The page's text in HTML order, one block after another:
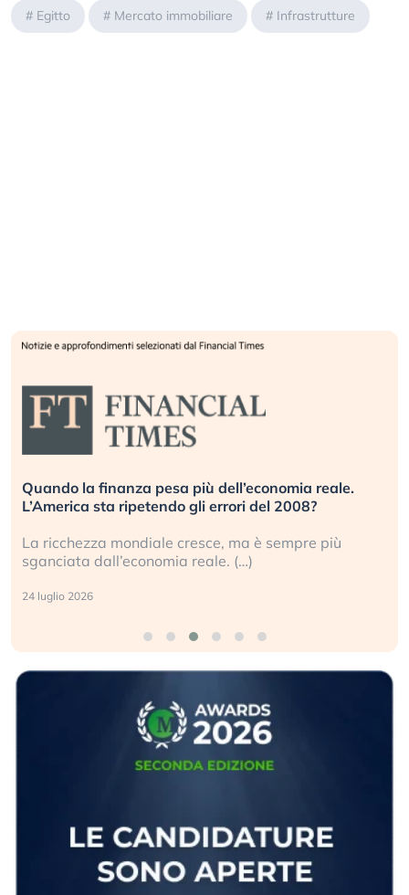
# Egitto # Mercato immobiliare # Infrastrutture
Quando la finanza pesa più dell’economia reale.
L’America sta ripetendo gli errori del 2008?
La ricchezza mondiale cresce, ma è sempre più
sganciata dall’economia reale. (…)
24 luglio 2026